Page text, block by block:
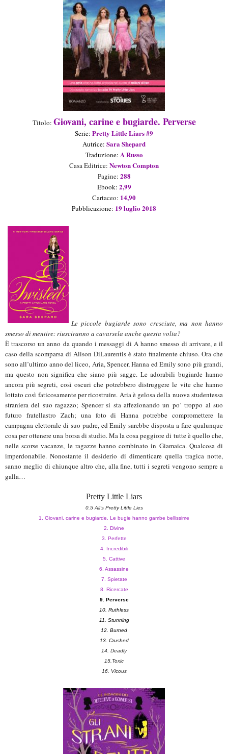
Titolo: Giovani, carine e bugiarde. Perverse
Serie: Pretty Little Liars #9
Autrice: Sara Shepard
Traduzione: A Russo
Casa Editrice: Newton Compton
Pagine: 288
Ebook: 2,99
Cartaceo: 14,90
Pubblicazione: 19 luglio 2018
Le piccole bugiarde sono cresciute, ma non hanno
smesso di mentire: riusciranno a cavarsela anche questa volta?
È trascorso un anno da quando i messaggi di A hanno smesso di arrivare, e il
caso della scomparsa di Alison DiLaurentis è stato finalmente chiuso. Ora che
sono all’ultimo anno del liceo, Aria, Spencer, Hanna ed Emily sono più grandi,
ma questo non significa che siano più sagge. Le adorabili bugiarde hanno
ancora più segreti, così oscuri che potrebbero distruggere le vite che hanno
lottato così faticosamente per ricostruire. Aria è gelosa della nuova studentessa
straniera del suo ragazzo; Spencer si sta affezionando un po’ troppo al suo
futuro fratellastro Zach; una foto di Hanna potrebbe compromettere la
campagna elettorale di suo padre, ed Emily sarebbe disposta a fare qualunque
cosa per ottenere una borsa di studio. Ma la cosa peggiore di tutte è quello che,
nelle scorse vacanze, le ragazze hanno combinato in Giamaica. Qualcosa di
imperdonabile. Nonostante il desiderio di dimenticare quella tragica notte,
sanno meglio di chiunque altro che, alla fine, tutti i segreti vengono sempre a
galla…
Pretty Little Liars
0.5 Ali's Pretty Little Lies
1. Giovani, carine e bugiarde. Le bugie hanno gambe bellissime
2. Divine
3. Perfette
4. Incredibili
5. Cattive
6. Assassine
7. Spietate
8. Ricercate
9. Perverse
10. Ruthless
11. Stunning
12. Burned
13. Crushed
14. Deadly
15.Toxic
16. Vicous